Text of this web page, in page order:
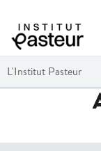
L'Institut Pasteur